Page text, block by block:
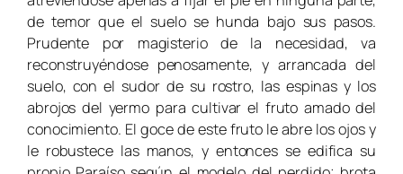
de temor que el suelo se hunda bajo sus pasos.
Prudente por magisterio de la necesidad, va
reconstruyéndose penosamente, y arrancada del
suelo, con el sudor de su rostro, las espinas y los
abrojos del yermo para cultivar el fruto amado del
conocimiento. El goce de este fruto le abre los ojos y
le robustece las manos, y entonces se edifica su